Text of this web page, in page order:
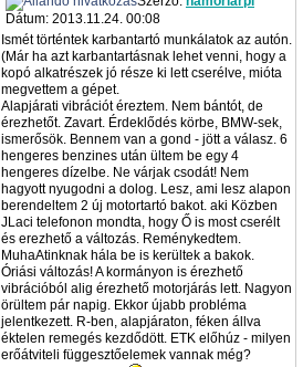
Dátum: 2013.11.24. 00:08
Ismét történtek karbantartó munkálatok az autón.
(Már ha azt karbantartásnak lehet venni, hogy a
kopó alkatrészek jó része ki lett cserélve, mióta
megvettem a gépet.
Alapjárati vibrációt éreztem. Nem bántót, de
érezhetőt. Zavart. Érdeklődés körbe, BMW-sek,
ismerősök. Bennem van a gond - jött a válasz. 6
hengeres benzines után ültem be egy 4
hengeres dízelbe. Ne várjak csodát! Nem
hagyott nyugodni a dolog. Lesz, ami lesz alapon
berendeltem 2 új motortartó bakot. aki Közben
JLaci telefonon mondta, hogy Ő is most cserélt
és erezhető a változás. Reménykedtem.
MuhaAtinknak hála be is kerültek a bakok.
Óriási változás! A kormányon is érezhető
vibrációból alig érezhető motorjárás lett. Nagyon
örültem pár napig. Ekkor újabb probléma
jelentkezett. R-ben, alapjáraton, féken állva
éktelen remegés kezdődött. ETK előhúz - milyen
erőátviteli függesztőelemek vannak még?